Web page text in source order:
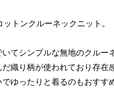
ットンクルーネックニット。
てシンプルな無地のクルー
だ織り柄が使われており存在
ゆったりと着るのもおすすめ